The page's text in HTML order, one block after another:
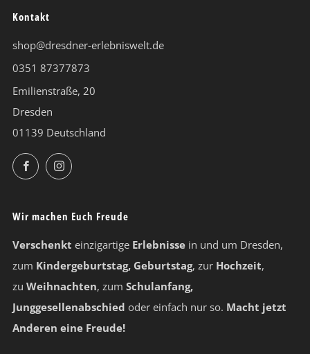
Kontakt
shop@dresdner-erlebniswelt.de
0351 87377873
Emilienstraße, 20
Dresden
01139 Deutschland
FacebookInstagram
Wir machen Euch Freude
Verschenkt einzigartige Erlebnisse in und um Dresden,
zum Kindergeburtstag, Geburtstag, zur Hochzeit,
zu Weihnachten, zum Schulanfang,
Junggesellenabschied oder einfach nur so. Macht jetzt
Anderen eine Freude!